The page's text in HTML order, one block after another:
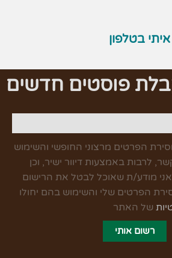
בטלפון
פוסטים חדשים
הפרטים מרצוני החופשי והשימוש
לרבות באמצעות דיוור ישיר, וכן
מודע/ת שאוכל לבטל את הרישום
הפרטים שלי והשימוש בהם יחולו
של האתר
רשום אותי